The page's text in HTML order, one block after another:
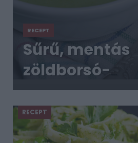
RECEPT
Sűrű, mentás
zöldborsó-
krémleves
főételnek is
RECEPT